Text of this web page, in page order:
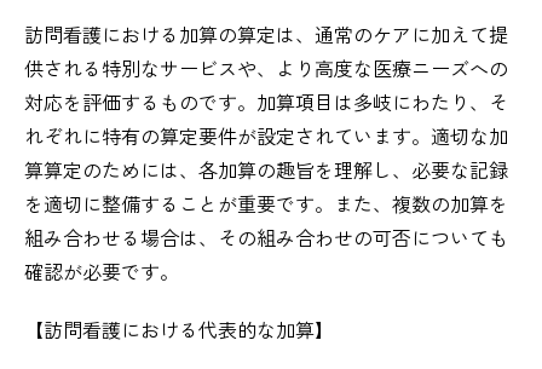
訪問看護における加算の算定は、通常のケアに加えて提
供される特別なサービスや、より高度な医療ニーズへの
対応を評価するものです。加算項目は多岐にわたり、そ
れぞれに特有の算定要件が設定されています。適切な加
算算定のためには、各加算の趣旨を理解し、必要な記録
を適切に整備することが重要です。また、複数の加算を
組み合わせる場合は、その組み合わせの可否についても
確認が必要です。
【訪問看護における代表的な加算】